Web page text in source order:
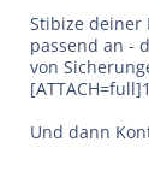
Stibize deiner
passend an -
von
Und dann